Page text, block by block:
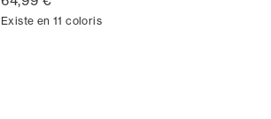
Existe en 11 coloris